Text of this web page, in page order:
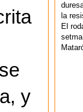
y
la
El